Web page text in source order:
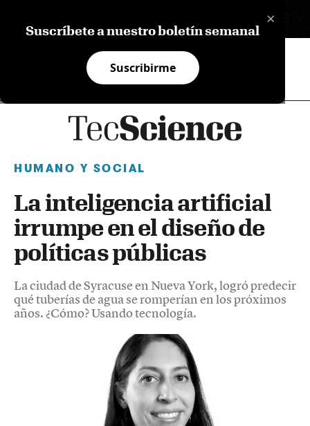
×
Suscríbete a nuestro boletín semanal
Suscribirme
HUMANO Y SOCIAL
La inteligencia artificial
irrumpe en el diseño de
políticas públicas
La ciudad de Syracuse en Nueva York, logró predecir
qué tuberías de agua se romperían en los próximos
años. ¿Cómo? Usando tecnología.